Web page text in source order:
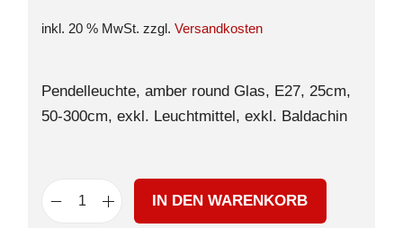
inkl. 20 % MwSt. zzgl. Versandkosten
Pendelleuchte, amber round Glas, E27, 25cm,
50-300cm, exkl. Leuchtmittel, exkl. Baldachin
IN DEN WARENKORB